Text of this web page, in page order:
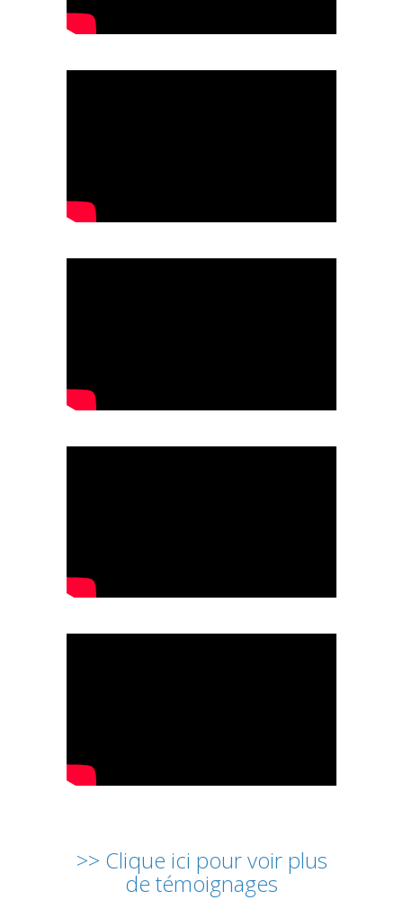
>> Clique ici pour voir plus
de témoignages